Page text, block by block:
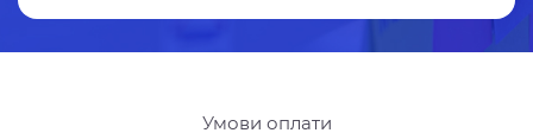
Умови оплати